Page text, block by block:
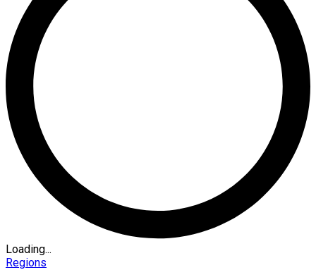
Loading...
Regions